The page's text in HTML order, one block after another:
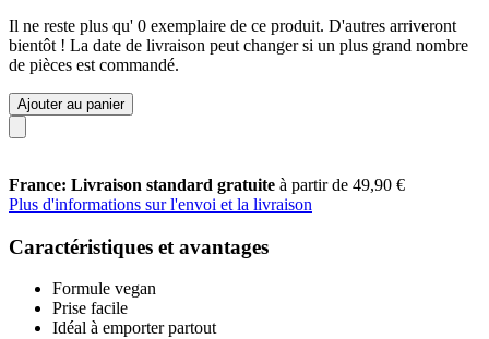
Il ne reste plus qu' 0 exemplaire de ce produit. D'autres arriveront
bientôt ! La date de livraison peut changer si un plus grand nombre
de pièces est commandé.
Ajouter au panier
France: Livraison standard gratuite à partir de 49,90 €
Plus d'informations sur l'envoi et la livraison
Caractéristiques et avantages
Formule vegan
Prise facile
Idéal à emporter partout